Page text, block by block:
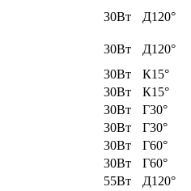
30Вт
Д120°
30Вт Д120°
30Вт
К15°
30Вт
К15°
30Вт
Г30°
30Вт
Г30°
30Вт
Г60°
30Вт
Г60°
55Вт
Д120°